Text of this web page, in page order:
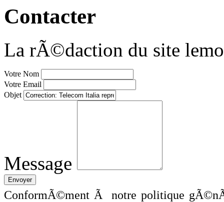
Contacter
La rÃ©daction du site
Votre Nom
Votre Email
Objet
Message
ConformÃ©ment Ã notre politique